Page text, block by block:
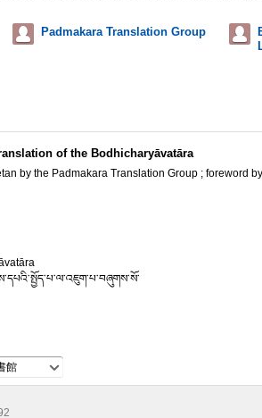
Padmakara Translation Group
of the Bodhicharyāvatāra
by the Padmakara Translation Group ; foreword
館